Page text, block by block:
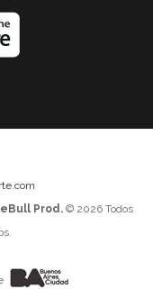
Prod.© 2026 Todos